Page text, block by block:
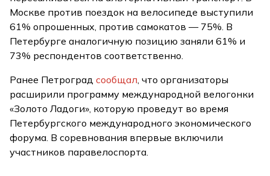
Москве против поездок на велосипеде выступили
61% опрошенных, против самокатов — 75%. В
Петербурге аналогичную позицию заняли 61% и
73% респондентов соответственно.
Ранее Петроградсообщал , что организаторы
расширили программу международной велогонки
«Золото Ладоги», которую проведут во время
Петербургского международного экономического
форума. В соревнования впервые включили
участников паравелоспорта.